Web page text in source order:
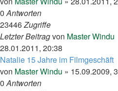
0Antworten
23446Zugriffe
Letzter Beitragvon Master Windu
28.01.2011, 20:38
Natalie 15 Jahre im Filmgeschäft
von Master Windu » 15.09.2009,
0Antworten